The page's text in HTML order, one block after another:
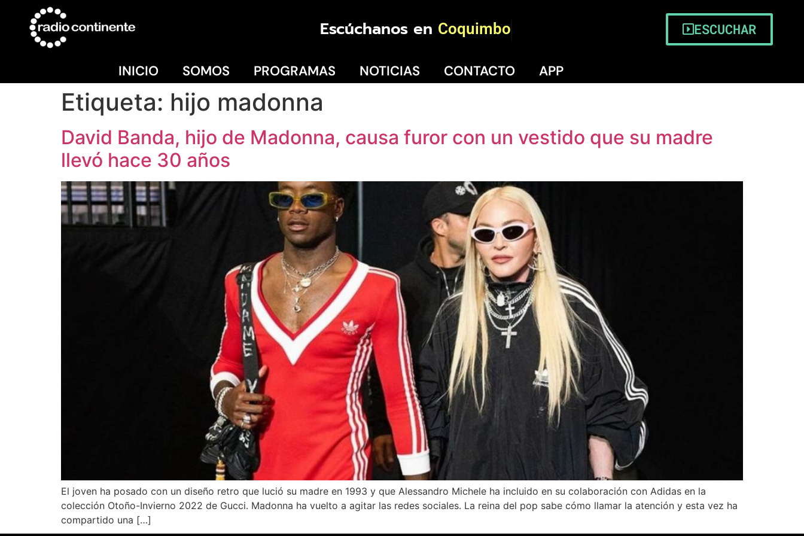
Escúchanos en Coquimbo ESCUCHAR
INICIO SOMOS PROGRAMAS NOTICIAS CONTACTO APP
Etiqueta: hijo madonna
David Banda, hijo de Madonna, causa furor con un vestido que su madre
llevó hace 30 años
El joven ha posado con un diseño retro que lució su madre en 1993 y que Alessandro Michele ha incluido en su colaboración con Adidas en la
colección Otoño-Invierno 2022 de Gucci. Madonna ha vuelto a agitar las redes sociales. La reina del pop sabe cómo llamar la atención y esta vez ha
compartido una […]